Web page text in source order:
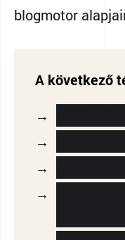
blogmotor
A következő